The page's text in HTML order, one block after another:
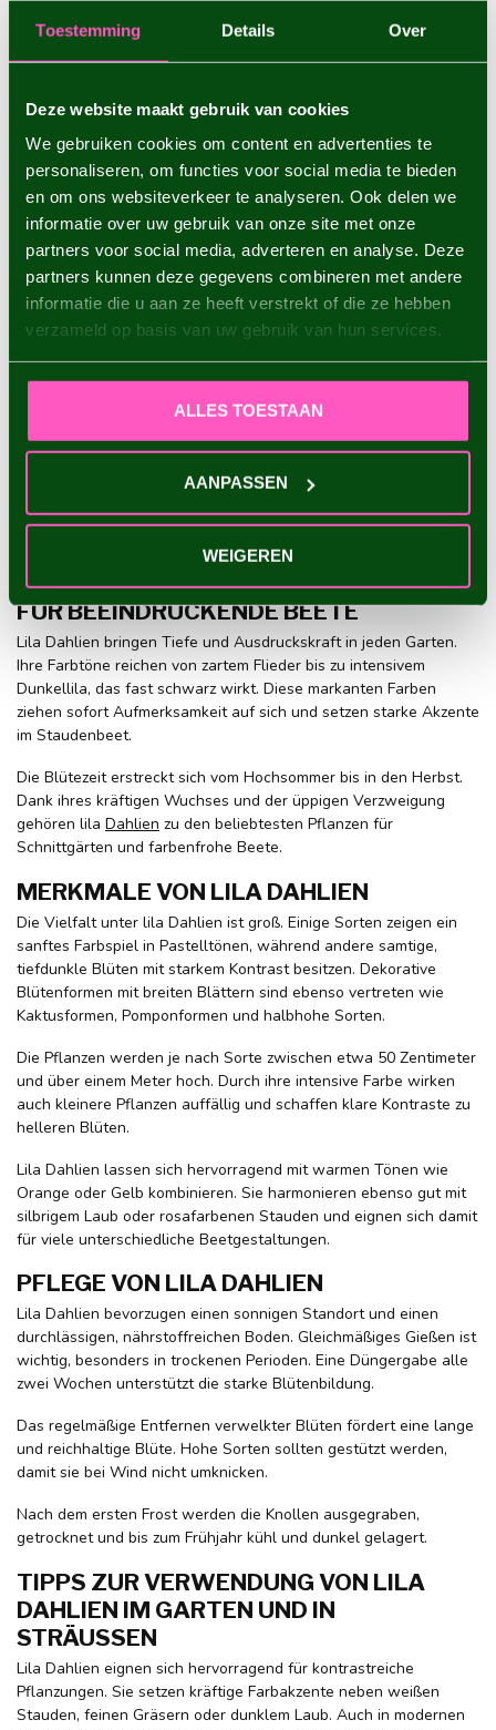
Toestemming Details Over
Deze website maakt gebruik van cookies
We gebruiken cookies om content en advertenties te
personaliseren, om functies voor social media te bieden
en om ons websiteverkeer te analyseren. Ook delen we
informatie over uw gebruik van onze site met onze
partners voor social media, adverteren en analyse. Deze
partners kunnen deze gegevens combineren met andere
informatie die u aan ze heeft verstrekt of die ze hebben
verzameld op basis van uw gebruik van hun services.
ALLES TOESTAAN
AANPASSEN
WEIGEREN
LILA DAHLIEN: KRAFTVOLLE FARBEN
FÜR BEEINDRUCKENDE BEETE
Lila Dahlien bringen Tiefe und Ausdruckskraft in jeden Garten.
Ihre Farbtöne reichen von zartem Flieder bis zu intensivem
Dunkellila, das fast schwarz wirkt. Diese markanten Farben
ziehen sofort Aufmerksamkeit auf sich und setzen starke Akzente
im Staudenbeet.
Die Blütezeit erstreckt sich vom Hochsommer bis in den Herbst.
Dank ihres kräftigen Wuchses und der üppigen Verzweigung
gehören lila Dahlien zu den beliebtesten Pflanzen für
Schnittgärten und farbenfrohe Beete.
MERKMALE VON LILA DAHLIEN
Die Vielfalt unter lila Dahlien ist groß. Einige Sorten zeigen ein
sanftes Farbspiel in Pastelltönen, während andere samtige,
tiefdunkle Blüten mit starkem Kontrast besitzen. Dekorative
Blütenformen mit breiten Blättern sind ebenso vertreten wie
Kaktusformen, Pomponformen und halbhohe Sorten.
Die Pflanzen werden je nach Sorte zwischen etwa 50 Zentimeter
und über einem Meter hoch. Durch ihre intensive Farbe wirken
auch kleinere Pflanzen auffällig und schaffen klare Kontraste zu
helleren Blüten.
Lila Dahlien lassen sich hervorragend mit warmen Tönen wie
Orange oder Gelb kombinieren. Sie harmonieren ebenso gut mit
silbrigem Laub oder rosafarbenen Stauden und eignen sich damit
für viele unterschiedliche Beetgestaltungen.
PFLEGE VON LILA DAHLIEN
Lila Dahlien bevorzugen einen sonnigen Standort und einen
durchlässigen, nährstoffreichen Boden. Gleichmäßiges Gießen ist
wichtig, besonders in trockenen Perioden. Eine Düngergabe alle
zwei Wochen unterstützt die starke Blütenbildung.
Das regelmäßige Entfernen verwelkter Blüten fördert eine lange
und reichhaltige Blüte. Hohe Sorten sollten gestützt werden,
damit sie bei Wind nicht umknicken.
Nach dem ersten Frost werden die Knollen ausgegraben,
getrocknet und bis zum Frühjahr kühl und dunkel gelagert.
TIPPS ZUR VERWENDUNG VON LILA
DAHLIEN IM GARTEN UND IN
STRÄUSSEN
Lila Dahlien eignen sich hervorragend für kontrastreiche
Pflanzungen. Sie setzen kräftige Farbakzente neben weißen
Stauden, feinen Gräsern oder dunklem Laub. Auch in modernen